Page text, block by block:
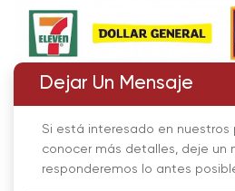
Dejar Un Mensaje
Si está interesado en nuestros
conocer más detalles, deje un
responderemos lo antes